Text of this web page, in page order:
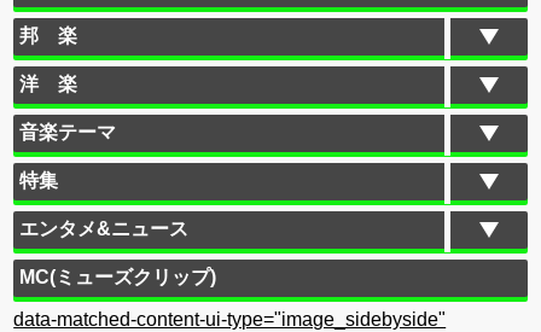
邦 楽
洋 楽
音楽テーマ
特集
エンタメ&ニュース
MC(ミューズクリップ)
data-matched-content-ui-type="image_sidebyside"